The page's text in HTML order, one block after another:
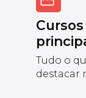
Tudo o
destacar